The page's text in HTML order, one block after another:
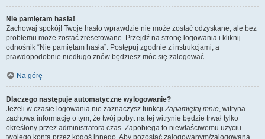
Nie pamiętam hasła!
Zachowaj spokój! Twoje hasło wprawdzie nie może zostać odzyskane, ale bez
problemu może zostać zresetowane. Przejdź na stronę logowania i kliknij
odnośnik “Nie pamiętam hasła”. Postępuj zgodnie z instrukcjami, a
prawdopodobnie niedługo znów będziesz móc się zalogować.
Na górę
Dlaczego następuje automatyczne wylogowanie?
Jeżeli w czasie logowania nie zaznaczysz funkcjiZapamiętaj mnie, witryna
zachowa informację o tym, że twój pobyt na tej witrynie będzie trwał tylko
określony przez administratora czas. Zapobiega to niewłaściwemu użyciu
twojego konta przez kogoś innego. Aby pozostać zalogowanym/zalogowaną,